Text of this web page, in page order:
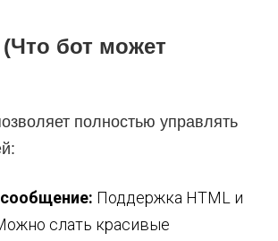
бот может
полностью управлять
Поддержка HTML и
слать красивые